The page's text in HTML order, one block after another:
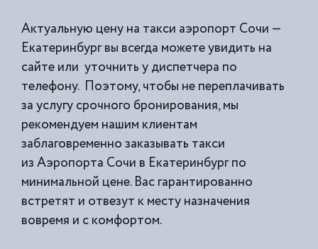
Актуальную цену на такси аэропорт Сочи —
Екатеринбург вы всегда можете увидить на
сайте или уточнить у диспетчера по
телефону. Поэтому, чтобы не переплачивать
за услугу срочного бронирования, мы
рекомендуем нашим клиентам
заблаговременно заказывать такси
изАэропорта Сочи в Екатеринбург по
минимальной цене. Вас гарантированно
встретят и отвезут к месту назначения
вовремя и с комфортом.